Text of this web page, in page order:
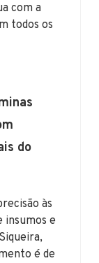
com a
todos os
do
às
insumos e
é de